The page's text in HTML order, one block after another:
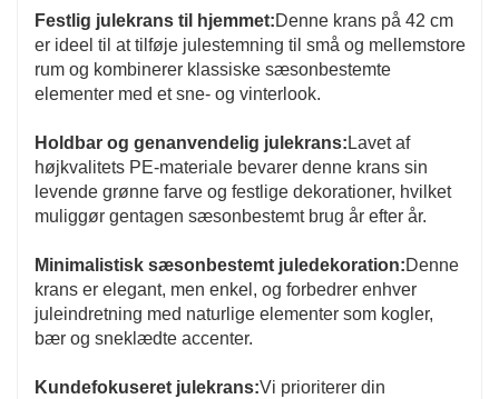
Festlig julekrans til hjemmet:Denne krans på 42 cm
er ideel til at tilføje julestemning til små og mellemstore
rum og kombinerer klassiske sæsonbestemte
elementer med et sne- og vinterlook.
Holdbar og genanvendelig julekrans: Lavet af
højkvalitets PE-materiale bevarer denne krans sin
levende grønne farve og festlige dekorationer, hvilket
muliggør gentagen sæsonbestemt brug år efter år.
Minimalistisk sæsonbestemt juledekoration:Denne
krans er elegant, men enkel, og forbedrer enhver
juleindretning med naturlige elementer som kogler,
bær og sneklædte accenter.
Kundefokuseret julekrans:Vi prioriterer din